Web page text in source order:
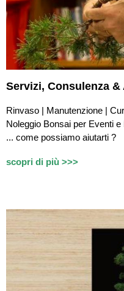
Servizi, Consulenza &
Rinvaso | Manutenzione |
Noleggio Bonsai per Eventi
... come possiamo aiutarti ?
scopri di più >>>